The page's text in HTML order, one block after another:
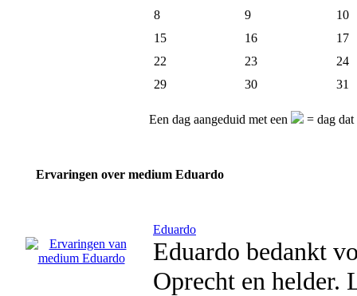
8
9
10
15
16
17
22
23
24
29
30 31
Een dag aangeduid met een = dag dat
Ervaringen over medium Eduardo
Eduardo
Eduardo bedankt
Oprecht en helder.